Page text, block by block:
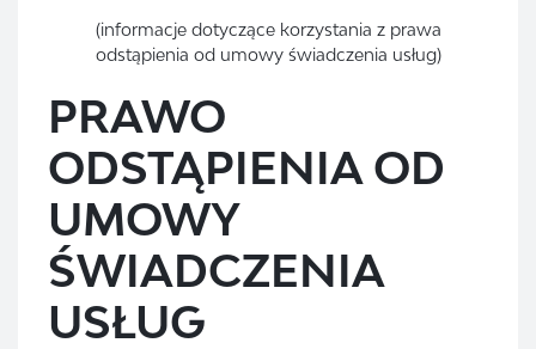
(informacje dotyczące korzystania z prawa
odstąpienia od umowy świadczenia usług)
PRAWO
ODSTĄPIENIA OD
UMOWY
ŚWIADCZENIA
USŁUG